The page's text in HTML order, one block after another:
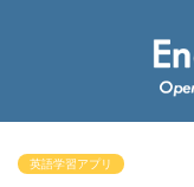
英語学習アプリ